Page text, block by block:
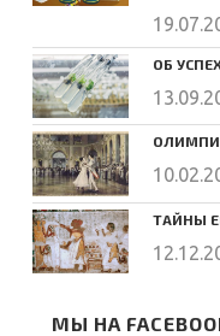
ОБ
ТАЙНЫ
МЫ НА